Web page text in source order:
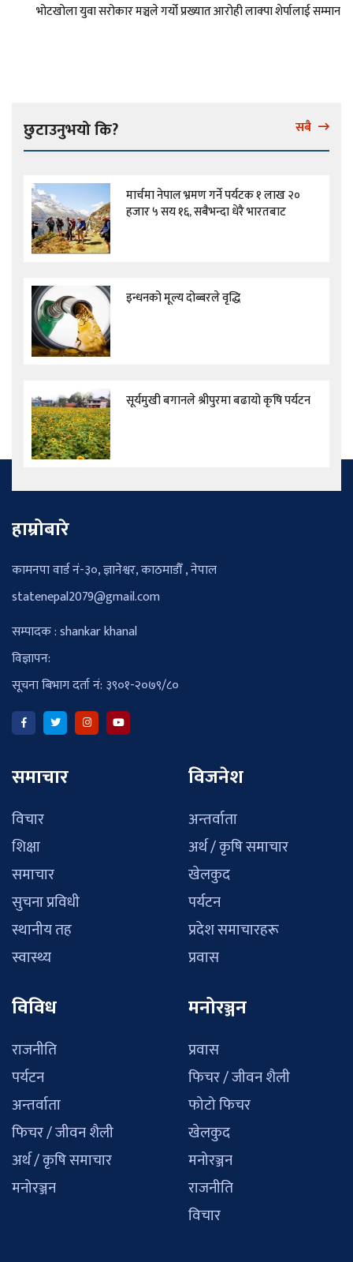
भोटखोला युवा सरोकार मञ्चले गर्यो प्रख्यात आरोही लाक्पा शेर्पालाई सम्मान
छुटाउनुभयो कि? सबै
मार्चमा नेपाल भ्रमण गर्ने पर्यटक १ लाख २०
हजार ५ सय १६, सबैभन्दा धेरै भारतबाट
इन्धनको मूल्य दोब्बरले वृद्धि
सूर्यमुखी बगानले श्रीपुरमा बढायो कृषि पर्यटन
हाम्रोबारे
कामनपा वार्ड नं-३०, ज्ञानेश्वर, काठमाडौँ , नेपाल
statenepal2079@gmail.com
सम्पादक : shankar khanal
विज्ञापन:
सूचना बिभाग दर्ता नं: ३९०१-२०७९/८०
समाचार
विचार
शिक्षा
समाचार
सुचना प्रविधी
स्थानीय तह
स्वास्थ्य
विजनेश
अन्तर्वाता
अर्थ / कृषि समाचार
खेलकुद
पर्यटन
प्रदेश समाचारहरू
प्रवास
विविध
राजनीति
पर्यटन
अन्तर्वाता
फिचर / जीवन शैली
अर्थ / कृषि समाचार
मनोरञ्जन
मनोरञ्जन
प्रवास
फिचर / जीवन शैली
फोटो फिचर
खेलकुद
मनोरञ्जन
राजनीति
विचार